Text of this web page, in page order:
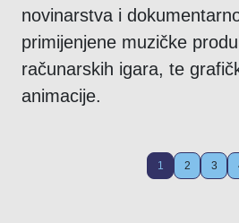
novinarstva i
primijenjene muzičke
računarskih igara, te
animacije.
1 2 3